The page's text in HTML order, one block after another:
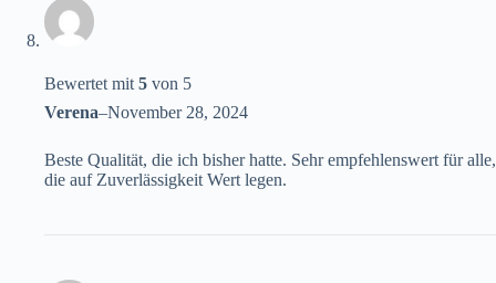
Bewertet mit 5 von 5
Verena–November 28, 2024
Beste Qualität, die ich bisher hatte. Sehr empfehlenswert für alle,
die auf Zuverlässigkeit Wert legen.